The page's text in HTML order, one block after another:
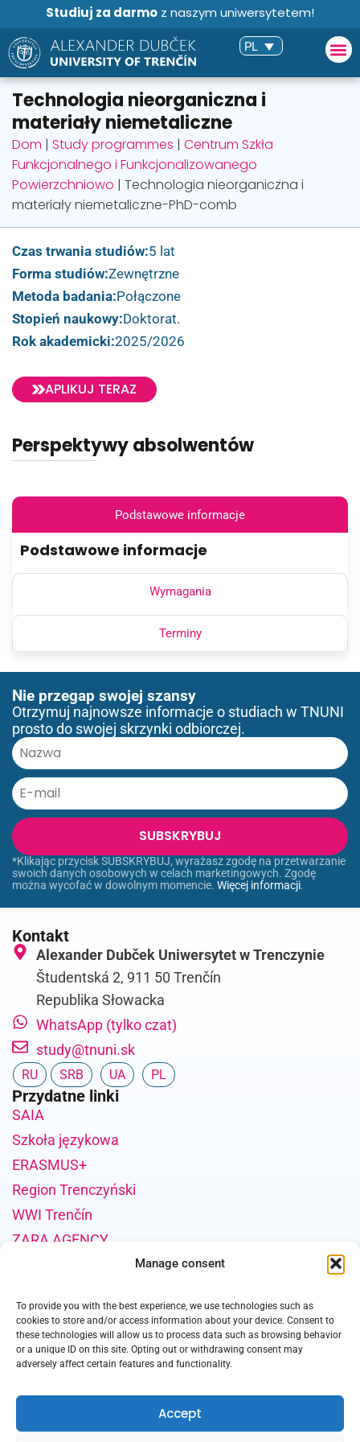
Manage consent
To provide you with the best experience, we use technologies such as
cookies to store and/or access information about your device. Consent to
these technologies will allow us to process data such as browsing behavior
or a unique ID on this site. Opting out or withdrawing consent may
adversely affect certain features and functionality.
Accept
Studiuj za darmo z naszym uniwersytetem!
PL
Technologia nieorganiczna i
materiały niemetaliczne
Dom | Study programmes | Centrum Szkła
Funkcjonalnego i Funkcjonalizowanego
Powierzchniowo | Technologia nieorganiczna i
materiały niemetaliczne-PhD-comb
Czas trwania studiów:5 lat
Forma studiów:Zewnętrzne
Metoda badania:Połączone
Stopień naukowy:Doktorat.
Rok akademicki:2025/2026
APLIKUJ TERAZ
Perspektywy absolwentów
Podstawowe informacje
Wymagania
Terminy
Podstawowe informacje
Nie przegap swojej szansy
Otrzymuj najnowsze informacje o studiach w TNUNI
prosto do swojej skrzynki odbiorczej.
SUBSKRYBUJ
*Klikając przycisk SUBSKRYBUJ, wyrażasz zgodę na przetwarzanie
swoich danych osobowych w celach marketingowych. Zgodę
można wycofać w dowolnym momencie. Więcej informacji.
Kontakt
Alexander Dubček Uniwersytet w Trenczynie
Študentská 2, 911 50 Trenčín
Republika Słowacka
WhatsApp (tylko czat)
study@tnuni.sk
RU SRB UA PL
Przydatne linki
SAIA
Szkoła językowa
ERASMUS+
Region Trenczyński
WWI Trenčín
ZARA AGENCY
Informacje o finansowaniu projektu
środków finansowych Recovery and Resilience Plan w
ramach Projektu: Nabór wniosków o wsparcie projektów
promujących uczelnie za granicą, Kod Projektu: 10I04-20-
V03-00013.